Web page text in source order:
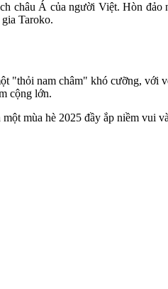
châu Á của người Việt. Hòn
Taroko.
nam châm" khó cưỡng, với
cộng lớn.
mùa hè 2025 đầy ắp niềm